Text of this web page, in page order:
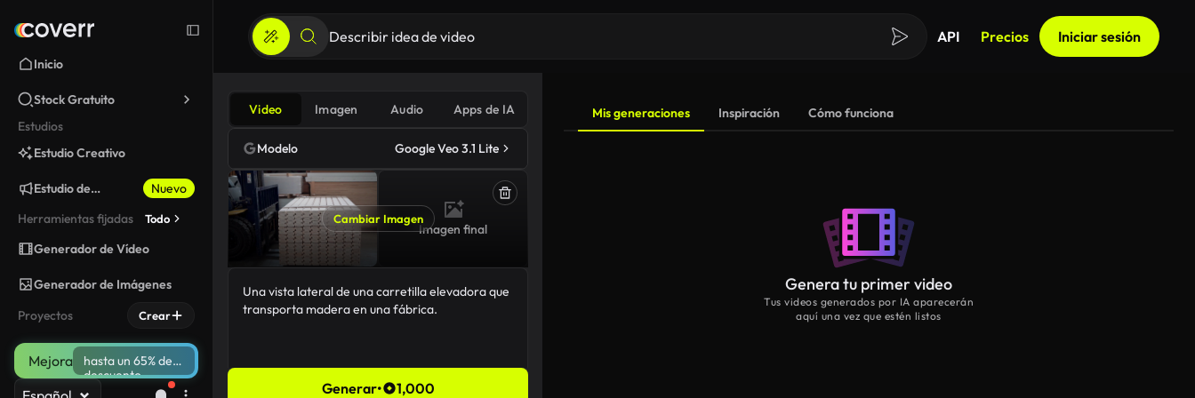
Inicio
Stock Gratuito
Estudios
Estudio Creativo
Estudio de
Nuevo
Herramientas fijadas
Todo
Generador de Vídeo
Generador de Imágenes
Proyectos
Crear
Mejora
hasta un 65% de
descuento
API Precios Iniciar sesión
Video Imagen Audio Apps de IA
Modelo Google Veo 3.1 Lite
Cambiar Imagen
Imagen final
Generar• 1,000
Mis generaciones Inspiración Cómo funciona
Genera tu primer video
Tus videos generados por IA aparecerán
aquí una vez que estén listos